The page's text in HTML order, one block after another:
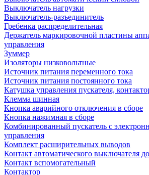
Выключатель нагрузки
Выключатель-разъединитель
Гребенка распределительная
Держатель маркировочной пластины
управления
Зуммер
Изоляторы низковольтные
Источник питания переменного тока
Источник питания постоянного тока
Катушка управления пускателя,
Клемма шинная
Кнопка аварийного отключения в сборе
Кнопка нажимная в сборе
Комбинированный пускатель с
управления
Комплект расширительных выводов
Контакт автоматического выключателя
Контакт вспомогательный
Контактор